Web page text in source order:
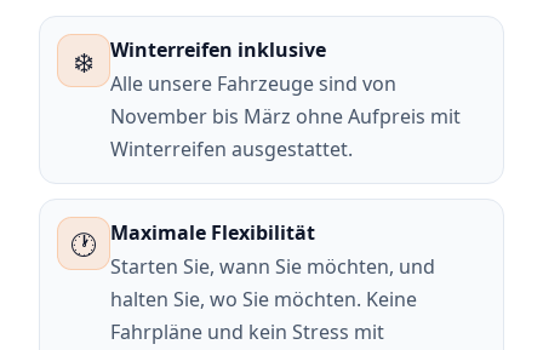
❄️
Winterreifen inklusive
Alle unsere Fahrzeuge sind von
November bis März ohne Aufpreis mit
Winterreifen ausgestattet.
🕐 Maximale Flexibilität
Starten Sie, wann Sie möchten, und
halten Sie, wo Sie möchten. Keine
Fahrpläne und kein Stress mit